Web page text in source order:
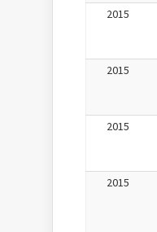
2015
2015
2015
2015